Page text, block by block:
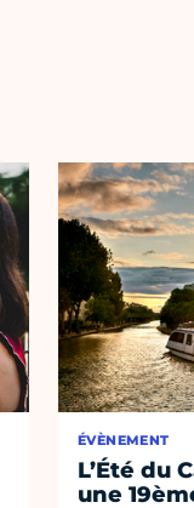
ÉVÈNEMENT
L’Été du
une